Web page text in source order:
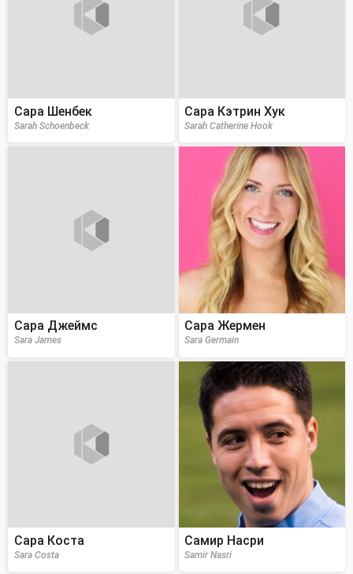
Сара Шенбек
Sarah Schoenbeck
Сара Кэтрин Хук
Sarah Catherine Hook
Сара Джеймс
Sara James
Сара Жермен
Sara Germain
Сара Коста
Sara Costa
Самир Насри
Samir Nasri